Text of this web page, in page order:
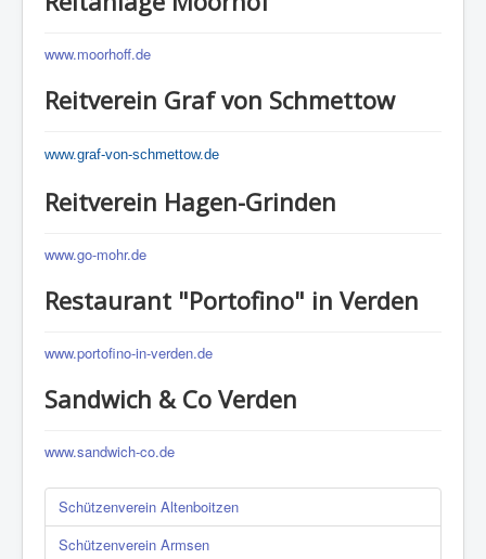
www.moorhoff.de
Reitverein Graf von Schmettow
www.graf-von-schmettow.de
Reitverein Hagen-Grinden
www.go-mohr.de
Restaurant "Portofino" in Verden
www.portofino-in-verden.de
Sandwich & Co Verden
www.sandwich-co.de
Schützenverein Altenboitzen
Schützenverein Armsen